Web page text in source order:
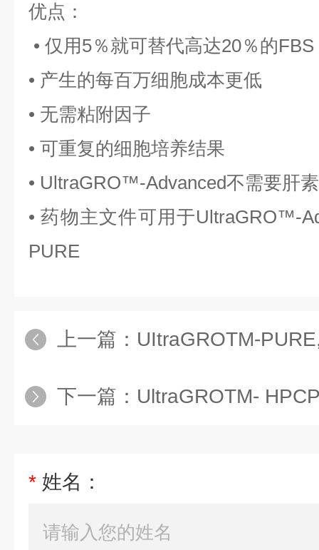
优点 ：
• 仅用5％就可替代高达20％的FBS
• 产生的每百万细胞成本更低
• 无需粘附因子
• 可重复的细胞培养结果
• UltraGRO™-Advanced不需要肝素
• 药物主文件可用于UltraGRO™-
PURE
上一篇： UItraGROTM-PURE,（
下一篇： UltraGROTM-
* 姓名：